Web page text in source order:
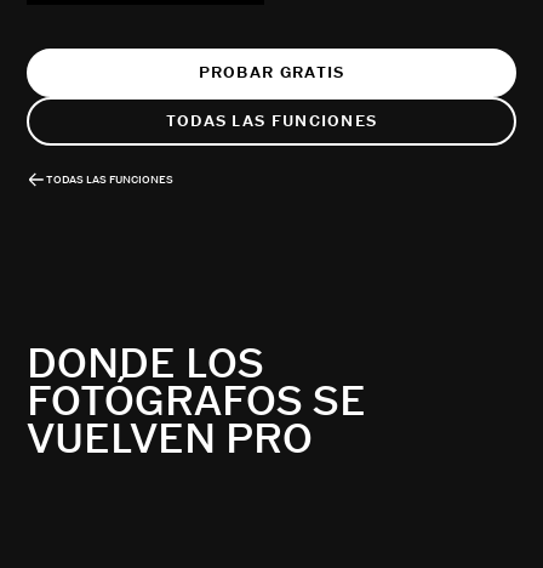
PROBAR GRATIS
TODAS LAS FUNCIONES
TODAS LAS FUNCIONES
DONDE LOS
FOTÓGRAFOS SE
VUELVEN PRO